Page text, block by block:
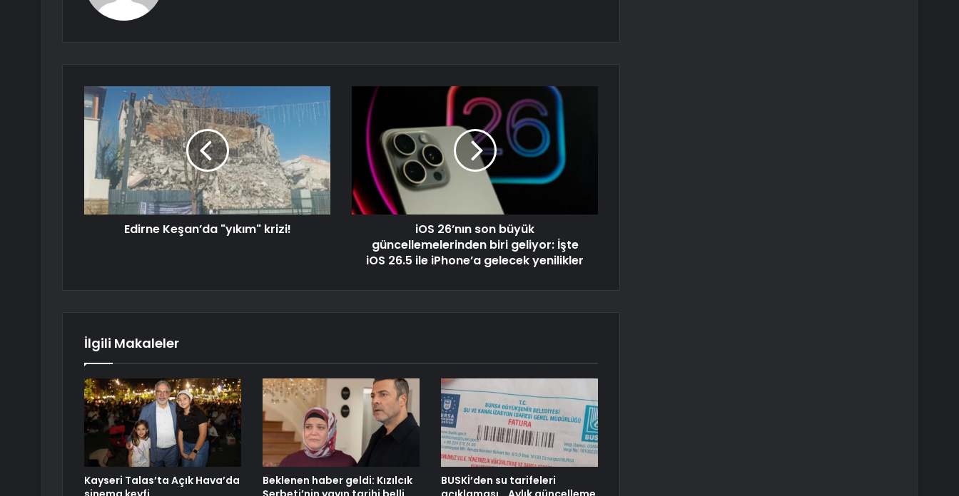
Edirne Keşan’da "yıkım" krizi!
iOS 26’nın son büyük
güncellemelerinden biri geliyor: İşte
iOS 26.5 ile iPhone’a gelecek yenilikler
İlgili Makaleler
Kayseri Talas’ta Açık Hava’da
Beklenen haber geldi: Kızılcık
BUSKİ’den su tarifeleri